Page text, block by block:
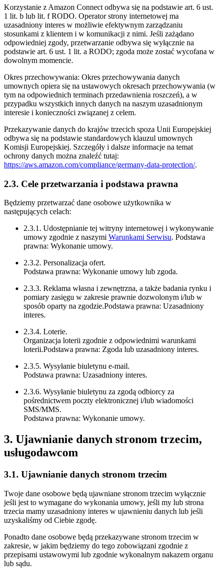
Korzystanie z Amazon Connect odbywa się na podstawie art. 6 ust.
1 lit. b lub lit. f RODO. Operator strony internetowej ma
uzasadniony interes w możliwie efektywnym zarządzaniu
stosunkami z klientem i w komunikacji z nimi. Jeśli zażądano
odpowiedniej zgody, przetwarzanie odbywa się wyłącznie na
podstawie art. 6 ust. 1 lit. a RODO; zgoda może zostać wycofana w
dowolnym momencie.
Okres przechowywania: Okres przechowywania danych
umownych opiera się na ustawowych okresach przechowywania (w
tym na odpowiednich terminach przedawnienia roszczeń), a w
przypadku wszystkich innych danych na naszym uzasadnionym
interesie i konieczności związanej z celem.
Przekazywanie danych do krajów trzecich spoza Unii Europejskiej
odbywa się na podstawie standardowych klauzul umownych
Komisji Europejskiej. Szczegóły i dalsze informacje na temat
ochrony danych można znaleźć tutaj:
https://aws.amazon.com/compliance/germany-data-protection/.
2.3. Cele przetwarzania i podstawa prawna
Będziemy przetwarzać dane osobowe użytkownika w
następujących celach:
2.3.1. Udostępnianie tej witryny internetowej i wykonywanie
umowy zgodnie z naszymi Warunkami Serwisu. Podstawa
prawna: Wykonanie umowy.
2.3.2. Personalizacja ofert.
Podstawa prawna: Wykonanie umowy lub zgoda.
2.3.3. Reklama własna i zewnętrzna, a także badania rynku i
pomiary zasięgu w zakresie prawnie dozwolonym i/lub w
sposób oparty na zgodzie.Podstawa prawna: Uzasadniony
interes.
2.3.4. Loterie.
Organizacja loterii zgodnie z odpowiednimi warunkami
loterii.Podstawa prawna: Zgoda lub uzasadniony interes.
2.3.5. Wysyłanie biuletynu e-mail.
Podstawa prawna: Uzasadniony interes.
2.3.6. Wysyłanie biuletynu za zgodą odbiorcy za
pośrednictwem poczty elektronicznej i/lub wiadomości
SMS/MMS.
Podstawa prawna: Wykonanie umowy.
3. Ujawnianie danych stronom trzecim,
usługodawcom
3.1. Ujawnianie danych stronom trzecim
Twoje dane osobowe będą ujawniane stronom trzecim wyłącznie
jeśli jest to wymagane do wykonania umowy, jeśli my lub strona
trzecia mamy uzasadniony interes w ujawnieniu danych lub jeśli
uzyskaliśmy od Ciebie zgodę.
Ponadto dane osobowe będą przekazywane stronom trzecim w
zakresie, w jakim będziemy do tego zobowiązani zgodnie z
przepisami ustawowymi lub zgodnie wykonalnym nakazem organu
lub sądu.